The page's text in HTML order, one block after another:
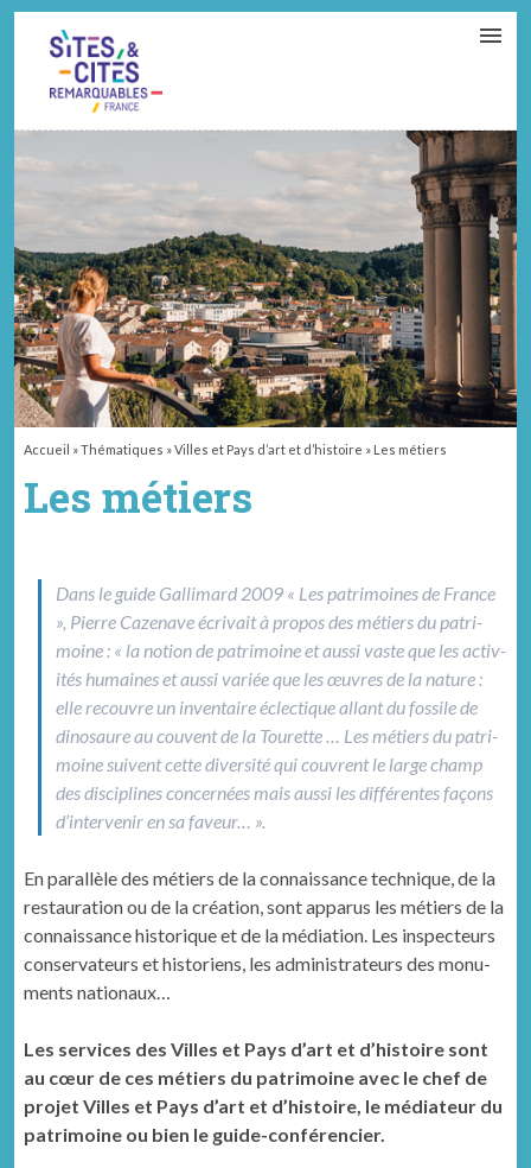
Accueil »Thématiques »Villes et Pays d’art et d’histoire » Les métiers
Les métiers
Dans le guide Gal­li­mard 2009 « Les pat­ri­moines de France
», Pierre Cazenave écrivait à pro­pos des métiers du pat­ri­
moine : « la notion de pat­ri­moine et aus­si vaste que les activ­
ités humaines et aus­si var­iée que les œuvres de la nature :
elle recou­vre un inven­taire éclec­tique allant du fos­sile de
dinosaure au cou­vent de la Tourette … Les métiers du pat­ri­
moine suiv­ent cette diver­sité qui cou­vrent le large champ
des dis­ci­plines con­cernées mais aus­si les dif­férentes façons
d’intervenir en sa faveur… ».
En par­al­lèle des métiers de la con­nais­sance tech­nique, de la
restau­ra­tion ou de la créa­tion, sont apparus les métiers de la
con­nais­sance his­torique et de la médi­a­tion. Les inspecteurs
con­ser­va­teurs et his­to­riens, les admin­is­tra­teurs des mon­u­
ments nationaux…
Les services des Villes et Pays d’art et d’histoire sont
au cœur de ces métiers du patrimoine avec le chef de
projet Villes et Pays d’art et d’histoire, le médiateur du
patrimoine ou bien le guide-conférencier.